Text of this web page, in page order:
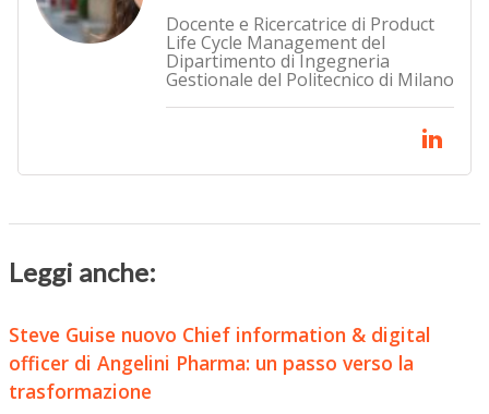
Docente e Ricercatrice di Product
Life Cycle Management del
Dipartimento di Ingegneria
Gestionale del Politecnico di Milano
Leggi anche:
Steve Guise nuovo Chief information & digital
officer di Angelini Pharma: un passo verso la
trasformazione